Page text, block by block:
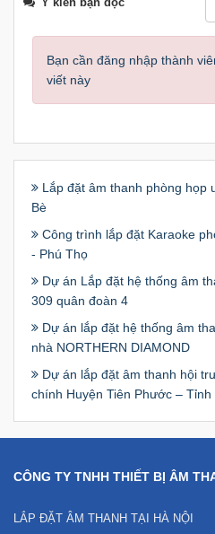
Bạn cần đăng nhập thành
viết này
Lắp đặt âm thanh phòng họp
Bè
Công trình lắp đặt Karaoke
- Phú Thọ
Dự án Lắp đặt hệ thống âm
309 quân đoàn 4
Dự án lắp đặt hệ thống âm
nhà NORTHERN DIAMOND
Dự án lắp đặt âm thanh hội
chính Huyện Tiên Phước – Tỉnh
CÔNG TY TNHH THIẾT BỊ ÂM
LẮP ĐẶT ÂM THANH TẠI HÀ NỘI